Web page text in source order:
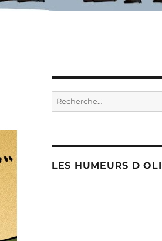
Recherche
pour :
LES HUMEURS D OLI